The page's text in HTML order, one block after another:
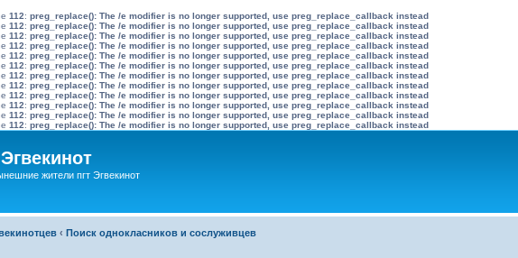
112: preg_replace(): The /e modifier is no longer supported, use preg_replace_callback instead
112: preg_replace(): The /e modifier is no longer supported, use preg_replace_callback instead
112: preg_replace(): The /e modifier is no longer supported, use preg_replace_callback instead
112: preg_replace(): The /e modifier is no longer supported, use preg_replace_callback instead
112: preg_replace(): The /e modifier is no longer supported, use preg_replace_callback instead
112: preg_replace(): The /e modifier is no longer supported, use preg_replace_callback instead
112: preg_replace(): The /e modifier is no longer supported, use preg_replace_callback instead
112: preg_replace(): The /e modifier is no longer supported, use preg_replace_callback instead
112: preg_replace(): The /e modifier is no longer supported, use preg_replace_callback instead
112: preg_replace(): The /e modifier is no longer supported, use preg_replace_callback instead
112: preg_replace(): The /e modifier is no longer supported, use preg_replace_callback instead
112: preg_replace(): The /e modifier is no longer supported, use preg_replace_callback instead
жители пгт Эгвекинот
‹ Поиск однокласников и сослуживцев